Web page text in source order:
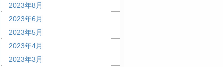
2023年8月
2023年6月
2023年5月
2023年4月
2023年3月